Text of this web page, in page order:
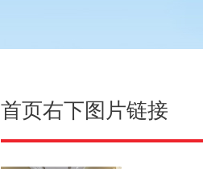
首页右下图片链接